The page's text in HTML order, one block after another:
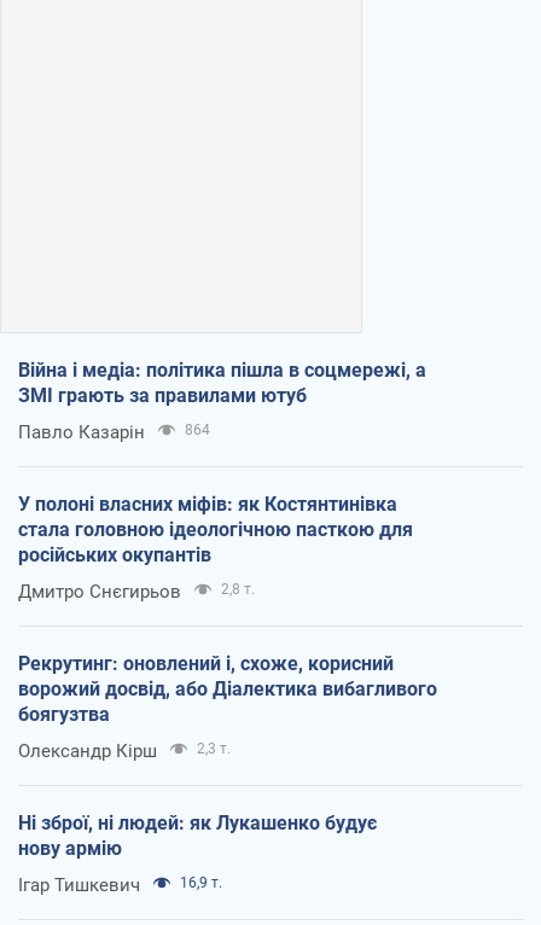
Війна і медіа: політика пішла в соцмережі, а
ЗМІ грають за правилами ютуб
Павло Казарін 864
У полоні власних міфів: як Костянтинівка
стала головною ідеологічною пасткою для
російських окупантів
Дмитро Снєгирьов 2,8 т.
Рекрутинг: оновлений і, схоже, корисний
ворожий досвід, або Діалектика вибагливого
боягузтва
Олександр Кірш 2,3 т.
Ні зброї, ні людей: як Лукашенко будує
нову армію
Ігар Тишкевич 16,9 т.